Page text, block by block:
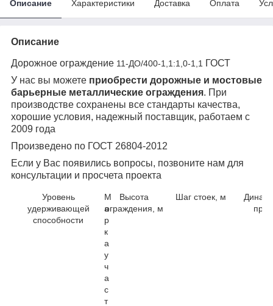
Описание Характеристики Доставка Оплата
Описание
Дорожное ограждение 11-ДО/400-1,1:1,0-1,1 ГОСТ
У нас вы можете приобрести дорожные и мостовые
барьерные металлические ограждения. При
производстве сохранены все стандарты качества,
хорошие условия, надежный поставщик, работаем с
2009 года
Произведено по ГОСТ 26804-2012
Если у Вас появились вопросы, позвоните нам для
консультации и просчета проекта
Уровень
удерживающей
способности
М
а
р
к
а
у
ч
а
с
т
Высота
ограждения, м
Шаг стоек, м